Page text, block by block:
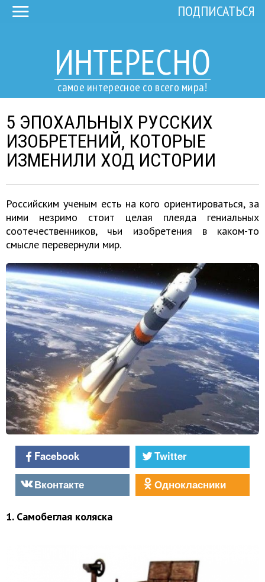
ИНТЕРЕСНО
самое интересное со всего мира!
ПОДПИСАТЬСЯ
5 ЭПОХАЛЬНЫХ РУССКИХ
ИЗОБРЕТЕНИЙ, КОТОРЫЕ
ИЗМЕНИЛИ ХОД ИСТОРИИ
Российским ученым есть на кого ориентироваться, за
ними незримо стоит целая плеяда гениальных
соотечественников, чьи изобретения в каком-то
смысле перевернули мир.
Facebook
Twitter
Вконтакте
Однокласники
1. Самобеглая коляска